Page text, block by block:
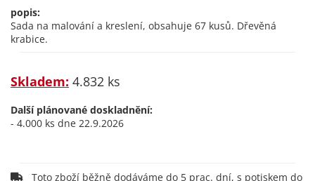
popis:
Sada na malování a kreslení, obsahuje 67 kusů. Dřevěná
krabice.
Skladem: 4.832 ks
Další plánované doskladnění:
- 4.000 ks dne 22.9.2026
Toto zboží běžně dodáváme do 5 prac. dní, s potiskem do